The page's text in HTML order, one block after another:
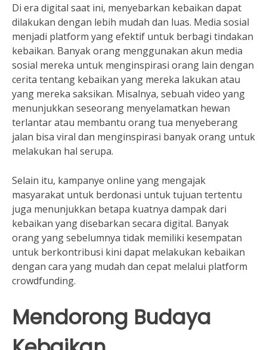
Di era digital saat ini, menyebarkan kebaikan dapat
dilakukan dengan lebih mudah dan luas. Media sosial
menjadi platform yang efektif untuk berbagi tindakan
kebaikan. Banyak orang menggunakan akun media
sosial mereka untuk menginspirasi orang lain dengan
cerita tentang kebaikan yang mereka lakukan atau
yang mereka saksikan. Misalnya, sebuah video yang
menunjukkan seseorang menyelamatkan hewan
terlantar atau membantu orang tua menyeberang
jalan bisa viral dan menginspirasi banyak orang untuk
melakukan hal serupa.
Selain itu, kampanye online yang mengajak
masyarakat untuk berdonasi untuk tujuan tertentu
juga menunjukkan betapa kuatnya dampak dari
kebaikan yang disebarkan secara digital. Banyak
orang yang sebelumnya tidak memiliki kesempatan
untuk berkontribusi kini dapat melakukan kebaikan
dengan cara yang mudah dan cepat melalui platform
crowdfunding.
Mendorong Budaya